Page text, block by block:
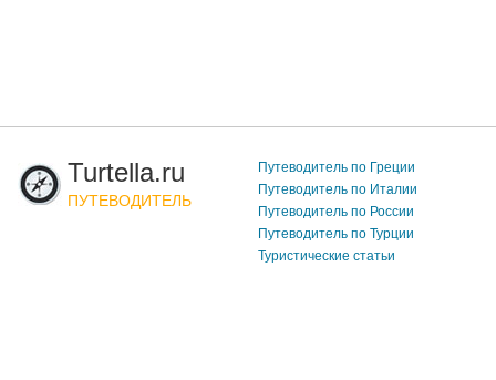
Turtella.ru
ПУТЕВОДИТЕЛЬ
Путеводитель по Греции
Путеводитель по Италии
Путеводитель по России
Путеводитель по Турции
Туристические статьи